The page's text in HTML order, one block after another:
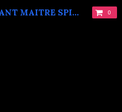
GRAND ET PUISSANT MAITRE SPIRITUEL MARABOUT VAUDOU KOKOUVI.TEL: +229 68619086. 0